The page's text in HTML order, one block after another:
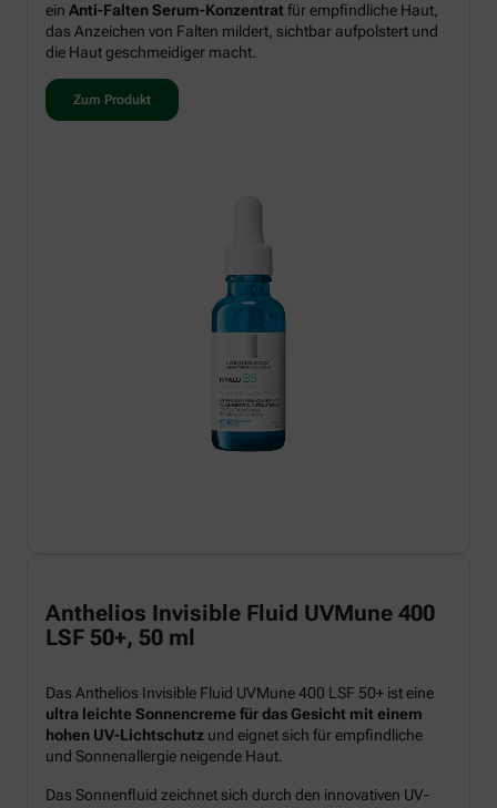
ein Anti-Falten Serum-Konzentratfür empfindliche Haut,
das Anzeichen von Falten mildert, sichtbar aufpolstert und
die Haut geschmeidiger macht.
Zum Produkt
Anthelios Invisible Fluid UVMune 400
LSF 50+, 50 ml
Das Anthelios Invisible Fluid UVMune 400 LSF 50+ ist eine
ultra leichte Sonnencreme für das Gesicht mit einem
hohen UV-Lichtschutz und eignet sich für empfindliche
und Sonnenallergie neigende Haut.
Das Sonnenfluid zeichnet sich durch den innovativen UV-